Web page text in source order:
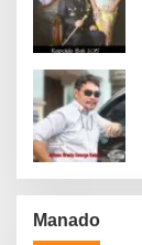
Manado